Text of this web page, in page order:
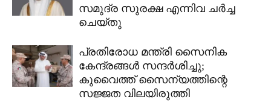
സമുദ്ര സുരക്ഷ എന്നിവ ചർച്ച
ചെയ്തു
പ്രതിരോധ മന്ത്രി സൈനിക
കേന്ദ്രങ്ങൾ സന്ദർശിച്ചു;
കുവൈത്ത് സൈന്യത്തിന്റെ
സജ്ജത വിലയിരുത്തി